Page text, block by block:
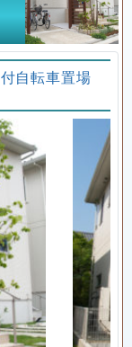
自転車置場